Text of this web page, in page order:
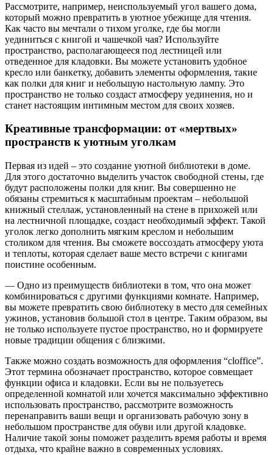
Рассмотрите, например, неиспользуемый угол вашего дома,
который можно превратить в уютное убежище для чтения.
Как часто вы мечтали о тихом уголке, где бы могли
уединиться с книгой и чашечкой чая? Используйте
пространство, располагающееся под лестницей или
отведенное для кладовки. Вы можете установить удобное
кресло или банкетку, добавить элементы оформления, такие
как полки для книг и небольшую настольную лампу. Это
пространство не только создаст атмосферу уединения, но и
станет настоящим интимным местом для своих хозяев.
Креативные трансформации: от «мертвых»
пространств к уютным уголкам
Первая из идей – это создание уютной библиотеки в доме.
Для этого достаточно выделить участок свободной стены, где
будут расположены полки для книг. Вы совершенно не
обязаны стремиться к масштабным проектам – небольшой
книжный стеллаж, установленный на стене в прихожей или
на лестничной площадке, создаст необходимый эффект. Такой
уголок легко дополнить мягким креслом и небольшим
столиком для чтения. Вы сможете воссоздать атмосферу уюта
и теплоты, которая сделает ваше место встречи с книгами
поистине особенным.
— Одно из преимуществ библиотеки в том, что она может
комбинироваться с другими функциями комнате. Например,
вы можете превратить свою библиотеку в место для семейных
ужинов, установив большой стол в центре. Таким образом, вы
не только используете пустое пространство, но и формируете
новые традиции общения с близкими.
Также можно создать возможность для оформления “cloffice”.
Этот термина обозначает пространство, которое совмещает
функции офиса и кладовки. Если вы не пользуетесь
определенной комнатой или хочется максимально эффективно
использовать пространство, рассмотрите возможность
перенаправить ваши вещи и организовать рабочую зону в
небольшом пространстве для обуви или другой кладовке.
Наличие такой зоны поможет разделить время работы и время
отдыха, что крайне важно в современных условиях.